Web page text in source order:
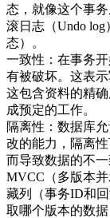
态，就像这个事
滚日志（Undo
态）。
一致性：在事务
有被破坏。这表
这包含资料的精
成预定的工作。
隔离性：数据库
改的能力，隔离
而导致数据的不
MVCC（多版本
藏列（事务ID和
取哪个版本的数